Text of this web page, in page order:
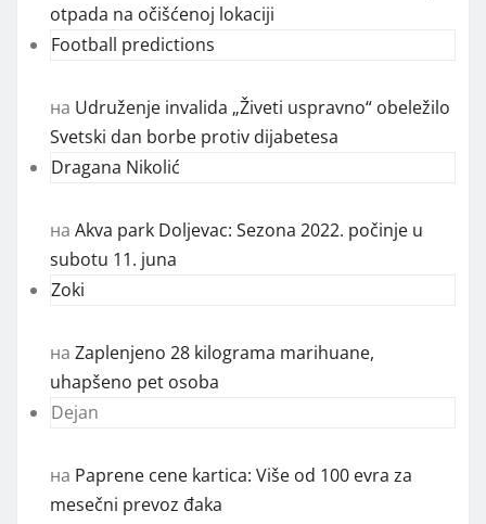
otpada na očišćenoj lokaciji
Football predictions
на Udruženje invalida „Živeti uspravno“ obeležilo
Svetski dan borbe protiv dijabetesa
Dragana Nikolić
на Akva park Doljevac: Sezona 2022. počinje u
subotu 11. juna
Zoki
на Zaplenjeno 28 kilograma marihuane,
uhapšeno pet osoba
Dejan
на Paprene cene kartica: Više od 100 evra za
mesečni prevoz đaka